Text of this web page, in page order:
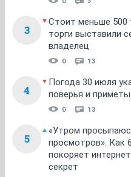
3
Стоит меньше 500
торги выставили
владелец
0 13
4
Погода 30 июля
поверья и приметы
0 13
5
«Утром
просмотров». Как
покоряет
секрет